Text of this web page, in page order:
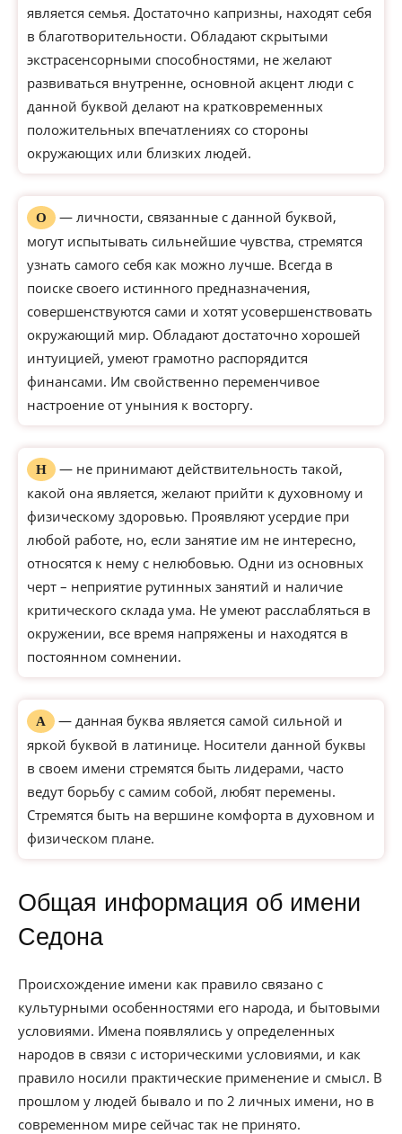
является семья. Достаточно капризны, находят себя
в благотворительности. Обладают скрытыми
экстрасенсорными способностями, не желают
развиваться внутренне, основной акцент люди с
данной буквой делают на кратковременных
положительных впечатлениях со стороны
окружающих или близких людей.
О
— личности, связанные с данной буквой,
могут испытывать сильнейшие чувства, стремятся
узнать самого себя как можно лучше. Всегда в
поиске своего истинного предназначения,
совершенствуются сами и хотят усовершенствовать
окружающий мир. Обладают достаточно хорошей
интуицией, умеют грамотно распорядится
финансами. Им свойственно переменчивое
настроение от уныния к восторгу.
Н
— не принимают действительность такой,
какой она является, желают прийти к духовному и
физическому здоровью. Проявляют усердие при
любой работе, но, если занятие им не интересно,
относятся к нему с нелюбовью. Одни из основных
черт – неприятие рутинных занятий и наличие
критического склада ума. Не умеют расслабляться в
окружении, все время напряжены и находятся в
постоянном сомнении.
А
— данная буква является самой сильной и
яркой буквой в латинице. Носители данной буквы
в своем имени стремятся быть лидерами, часто
ведут борьбу с самим собой, любят перемены.
Стремятся быть на вершине комфорта в духовном и
физическом плане.
Общая информация об имени
Седона
Происхождение имени как правило связано с
культурными особенностями его народа, и бытовыми
условиями. Имена появлялись у определенных
народов в связи с историческими условиями, и как
правило носили практические применение и смысл. В
прошлом у людей бывало и по 2 личных имени, но в
современном мире сейчас так не принято.